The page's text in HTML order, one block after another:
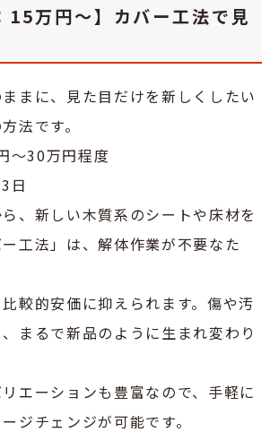
万円～】カバー工法で見
まに、見た目だけを新しくしたい
法です。
～30万円程度
日
、新しい木質系のシートや床材を
工法」は、解体作業が不要なた
較的安価に抑えられます。傷や汚
まるで新品のように生まれ変わり
エーションも豊富なので、手軽に
ジチェンジが可能です。